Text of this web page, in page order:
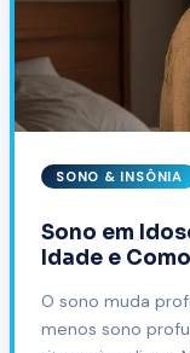
SONO & INSÔNIA
Sono em
Idade e
O sono muda
menos sono